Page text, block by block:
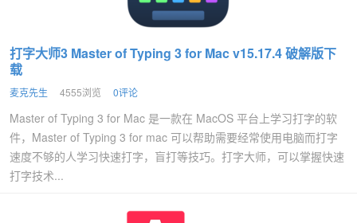
打字大师3 Master of Typing 3 for Mac v15.17.4 破解版下
载
麦克先生 4555浏览 0评论
Master of Typing 3 for Mac 是一款在 MacOS 平台上学习打字的软
件，Master of Typing 3 for mac 可以帮助需要经常使用电脑而打字
速度不够的人学习快速打字，盲打等技巧。打字大师，可以掌握快速
打字技术...